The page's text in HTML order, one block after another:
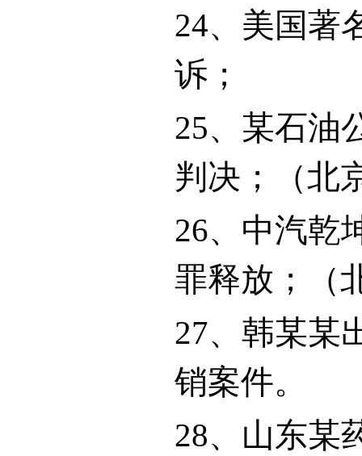
24、美国著
诉；
25、某石油
判决；（北
26、中汽乾
罪释放；（
27、韩某某
销案件。
28、山东某